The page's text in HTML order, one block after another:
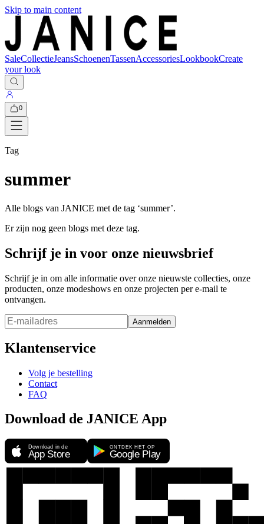
Skip to main content
SaleCollectieJeansSchoenenTassenAccessoriesLookbookCreate
your look
0
Tag
summer
Alle blogs van JANICE met de tag ‘summer’.
Er zijn nog geen blogs met deze tag.
Schrijf je in voor onze nieuwsbrief
Schrijf je in om alle informatie over onze nieuwste collecties, onze
producten, onze modeshows en onze projecten per e-mail te
ontvangen.
Aanmelden
Klantenservice
Volg je bestelling
Contact
FAQ
Download de JANICE App